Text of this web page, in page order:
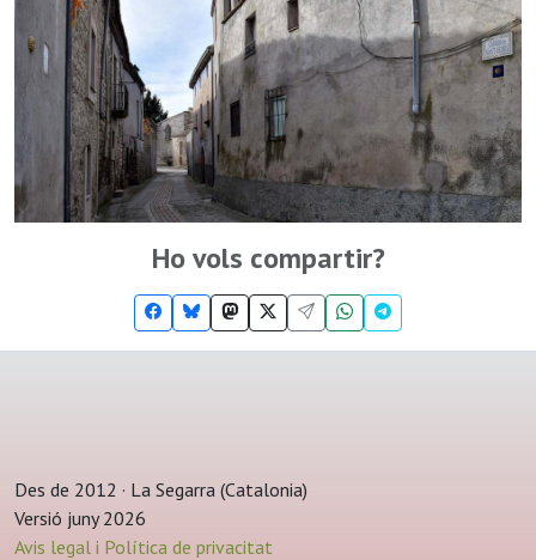
Ho vols compartir?
Des de 2012 · La Segarra (Catalonia)
Versió juny 2026
Avis legal i Política de privacitat